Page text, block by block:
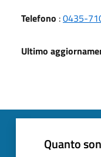
Telefono :0435-
Ultimo
Quanto